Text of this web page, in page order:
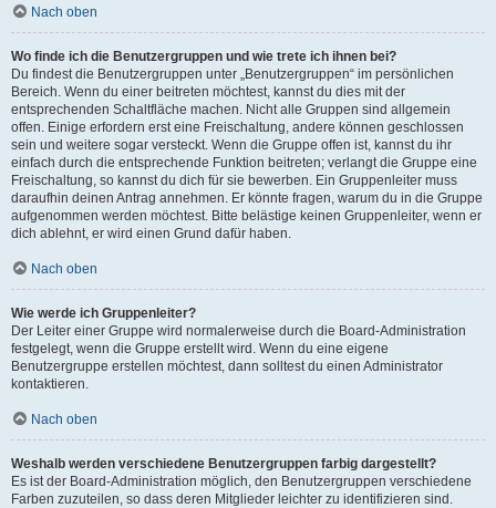
Nach oben
Wo finde ich die Benutzergruppen und wie trete ich ihnen bei?
Du findest die Benutzergruppen unter „Benutzergruppen“ im persönlichen
Bereich. Wenn du einer beitreten möchtest, kannst du dies mit der
entsprechenden Schaltfläche machen. Nicht alle Gruppen sind allgemein
offen. Einige erfordern erst eine Freischaltung, andere können geschlossen
sein und weitere sogar versteckt. Wenn die Gruppe offen ist, kannst du ihr
einfach durch die entsprechende Funktion beitreten; verlangt die Gruppe eine
Freischaltung, so kannst du dich für sie bewerben. Ein Gruppenleiter muss
daraufhin deinen Antrag annehmen. Er könnte fragen, warum du in die Gruppe
aufgenommen werden möchtest. Bitte belästige keinen Gruppenleiter, wenn er
dich ablehnt, er wird einen Grund dafür haben.
Nach oben
Wie werde ich Gruppenleiter?
Der Leiter einer Gruppe wird normalerweise durch die Board-Administration
festgelegt, wenn die Gruppe erstellt wird. Wenn du eine eigene
Benutzergruppe erstellen möchtest, dann solltest du einen Administrator
kontaktieren.
Nach oben
Weshalb werden verschiedene Benutzergruppen farbig dargestellt?
Es ist der Board-Administration möglich, den Benutzergruppen verschiedene
Farben zuzuteilen, so dass deren Mitglieder leichter zu identifizieren sind.